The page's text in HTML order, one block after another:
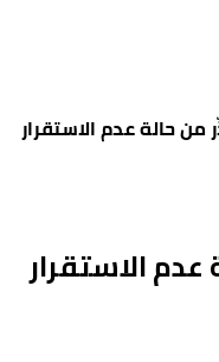
من حالة عدم الاستقرار
عدم الاستقرار